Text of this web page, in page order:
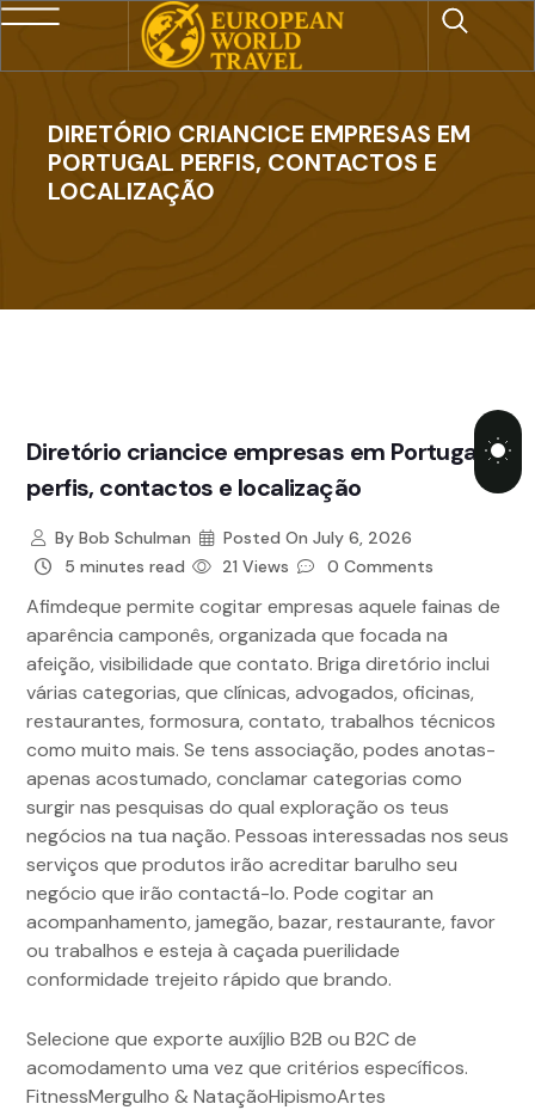
DIRETÓRIO CRIANCICE EMPRESAS EM
PORTUGAL PERFIS, CONTACTOS E
LOCALIZAÇÃO
Diretório criancice empresas em Portugal
perfis, contactos e localização
ByBob Schulman Posted On July 6, 2026
5 minutes read
21 Views 0 Comments
Afimdeque permite cogitar empresas aquele fainas de
aparência camponês, organizada que focada na
afeição, visibilidade que contato. Briga diretório inclui
várias categorias, que clínicas, advogados, oficinas,
restaurantes, formosura, contato, trabalhos técnicos
como muito mais. Se tens associação, podes anotas-
apenas acostumado, conclamar categorias como
surgir nas pesquisas do qual exploração os teus
negócios na tua nação. Pessoas interessadas nos seus
serviços que produtos irão acreditar barulho seu
negócio que irão contactá-lo. Pode cogitar an
acompanhamento, jamegão, bazar, restaurante, favor
ou trabalhos e esteja à caçada puerilidade
conformidade trejeito rápido que brando.
Selecione que exporte auxíjlio B2B ou B2C de
acomodamento uma vez que critérios específicos.
FitnessMergulho & NataçãoHipismoArtes